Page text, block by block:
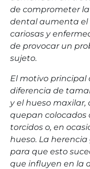
de comprometer
dental aumenta el
cariosas y
de provocar un
sujeto.
El motivo principal
diferencia de
y el hueso
quepan colocados
torcidos o, en
hueso. La
para que esto
que influyen en la